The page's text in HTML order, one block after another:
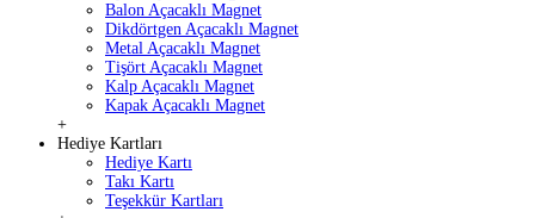
Balon Açacaklı Magnet
Dikdörtgen Açacaklı Magnet
Metal Açacaklı Magnet
Tişört Açacaklı Magnet
Kalp Açacaklı Magnet
Kapak Açacaklı Magnet
+
Hediye Kartları
Hediye Kartı
Takı Kartı
Teşekkür Kartları